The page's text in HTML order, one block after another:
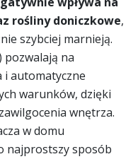
rośliny doniczkowe,
szybciej marnieją.
pozwalają na
automatyczne
warunków, dzięki
wnętrza.
w domu
najprostszy sposób